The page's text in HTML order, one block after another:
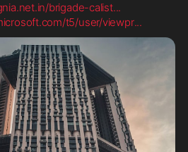
brigade-calist...
t5/user/viewpr...